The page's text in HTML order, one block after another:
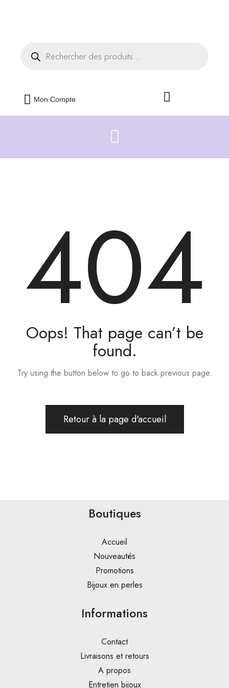
Mon Compte
404
Oops! That page can’t be
found.
Try using the button below to go to back previous page.
Retour à la page d'accueil
Boutiques
Accueil
Nouveautés
Promotions
Bijoux en perles
Informations
Contact
Livraisons et retours
A propos
Entretien bijoux